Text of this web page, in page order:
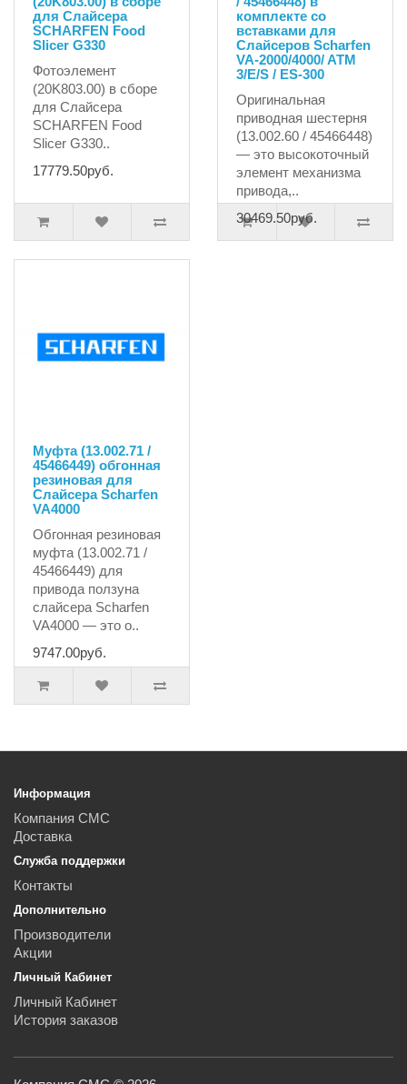
для Слайсера
SCHARFEN Food
Slicer G330
Фотоэлемент
(20K803.00) в сборе
для Слайсера
SCHARFEN Food
Slicer G330..
17779.50руб.
комплекте со
вставками для
Слайсеров Scharfen
VA-2000/4000/ ATM
3/E/S / ES-300
Оригинальная
приводная шестерня
(13.002.60 / 45466448)
— это высокоточный
элемент механизма
привода,..
30469.50руб.
Муфта (13.002.71 /
45466449) обгонная
резиновая для
Слайсера Scharfen
VA4000
Обгонная резиновая
муфта (13.002.71 /
45466449) для
привода ползуна
слайсера Scharfen
VA4000 — это о..
9747.00руб.
Информация
Компания СМС
Доставка
Служба поддержки
Контакты
Дополнительно
Производители
Акции
Личный Кабинет
Личный Кабинет
История заказов